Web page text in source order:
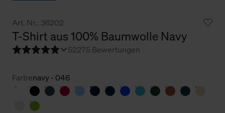
Art. Nr.: 36202
T-Shirt aus 100% Baumwolle Navy
52275 Bewertungen
Farbenavy - 046